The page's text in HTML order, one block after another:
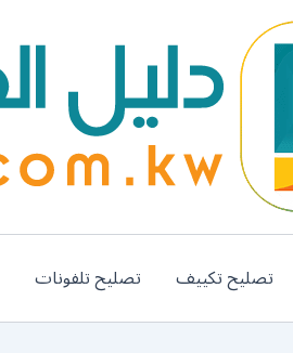
تصليح تكييف تصليح تلفونات